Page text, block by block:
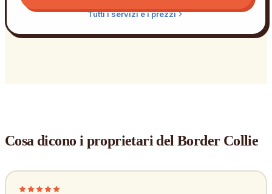
Tutti i servizi e i prezzi
Cosa dicono i proprietari del Border Collie